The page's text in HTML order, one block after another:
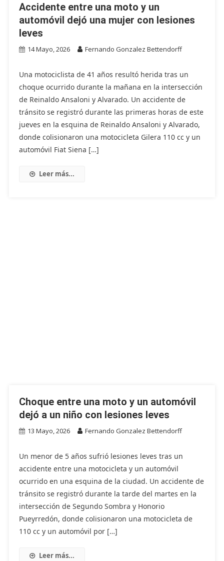
Accidente entre una moto y un
automóvil dejó una mujer con lesiones
leves
14 Mayo, 2026 Fernando Gonzalez Bettendorff
Una motociclista de 41 años resultó herida tras un
choque ocurrido durante la mañana en la intersección
de Reinaldo Ansaloni y Alvarado. Un accidente de
tránsito se registró durante las primeras horas de este
jueves en la esquina de Reinaldo Ansaloni y Alvarado,
donde colisionaron una motocicleta Gilera 110 cc y un
automóvil Fiat Siena […]
Leer más...
Choque entre una moto y un automóvil
dejó a un niño con lesiones leves
13 Mayo, 2026 Fernando Gonzalez Bettendorff
Un menor de 5 años sufrió lesiones leves tras un
accidente entre una motocicleta y un automóvil
ocurrido en una esquina de la ciudad. Un accidente de
tránsito se registró durante la tarde del martes en la
intersección de Segundo Sombra y Honorio
Pueyrredón, donde colisionaron una motocicleta de
110 cc y un automóvil por […]
Leer más...